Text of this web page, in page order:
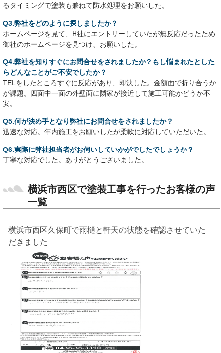
るタイミングで塗装も兼ねて防水処理をお願いした。
Q3.弊社をどのように探しましたか？
ホームページを見て、H社にエントリーしていたが無反応だったため
御社のホームページを見つけ、お願いした。
Q4.弊社を知りすぐにお問合せをされましたか？もし悩まれたとした
らどんなことがご不安でしたか？
TELをしたところすぐに反応があり、即決した。金額面で折り合うか
が課題。四面中一面の外壁面に隣家が接近して施工可能かどうか不
安。
Q5.何が決め手となり弊社にお問合せをされましたか？
迅速な対応。年内施工をお願いしたが柔軟に対応していただいた。
Q6.実際に弊社担当者がお伺いしていかがでしたでしょうか？
丁寧な対応でした。ありがとうございました。
横浜市西区で塗装工事を行ったお客様の声
一覧
横浜市西区久保町で雨樋と軒天の状態を確認させていた
だきました